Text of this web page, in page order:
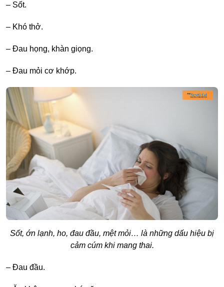
– Sốt.
– Khó thở.
– Đau họng, khàn giọng.
– Đau mỏi cơ khớp.
Sốt, ớn lạnh, ho, đau đầu, mệt mỏi… là những dấu hiệu bị
cảm cúm khi mang thai.
– Đau đầu.